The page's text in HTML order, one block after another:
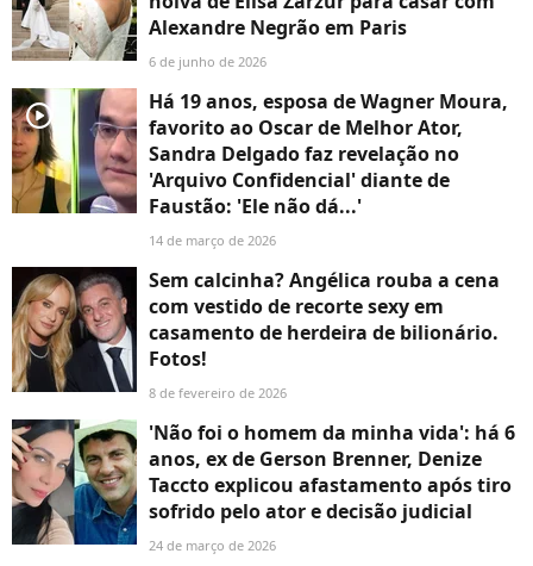
Alexandre Negrão em Paris
6 de junho de 2026
player2
Há 19 anos, esposa de Wagner Moura,
favorito ao Oscar de Melhor Ator,
Sandra Delgado faz revelação no
'Arquivo Confidencial' diante de
Faustão: 'Ele não dá...'
14 de março de 2026
Sem calcinha? Angélica rouba a cena
com vestido de recorte sexy em
casamento de herdeira de bilionário.
Fotos!
8 de fevereiro de 2026
'Não foi o homem da minha vida': há 6
anos, ex de Gerson Brenner, Denize
Taccto explicou afastamento após tiro
sofrido pelo ator e decisão judicial
24 de março de 2026